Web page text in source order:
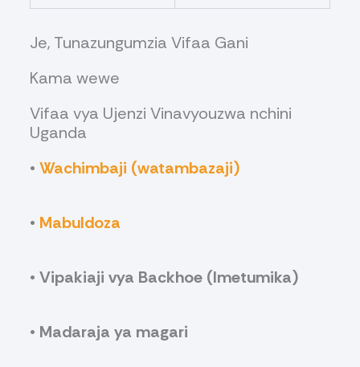
Je, Tunazungumzia Vifaa Gani
Kama wewe
Vifaa vya Ujenzi Vinavyouzwa nchini
Uganda
• Wachimbaji (watambazaji)
• Mabuldoza
• Vipakiaji vya Backhoe (Imetumika)
• Madaraja ya magari